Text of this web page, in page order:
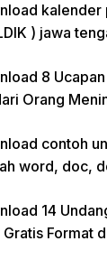
kalender
) jawa
8
Orang
contoh
word, doc,
14
Gratis Format